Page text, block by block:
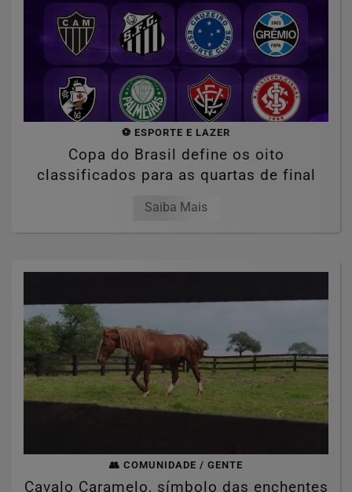
⚽ ESPORTE E LAZER
Copa do Brasil define os oito
classificados para as quartas de final
Saiba Mais
👥 COMUNIDADE / GENTE
Cavalo Caramelo, símbolo das enchentes